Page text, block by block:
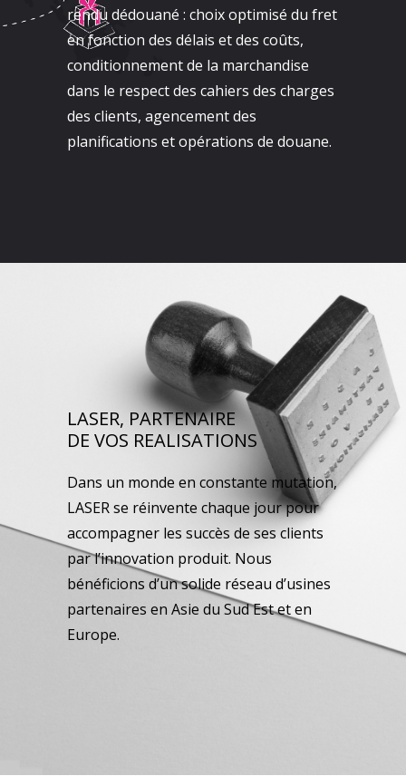
rendu dédouané : choix optimisé du fret
en fonction des délais et des coûts,
conditionnement de la marchandise
dans le respect des cahiers des charges
des clients, agencement des
planifications et opérations de douane.
LASER, PARTENAIRE
DE VOS REALISATIONS
Dans un monde en constante mutation,
LASER se réinvente chaque jour pour
accompagner les succès de ses clients
par l’innovation produit. Nous
bénéficions d’un solide réseau d’usines
partenaires en Asie du Sud Est et en
Europe.